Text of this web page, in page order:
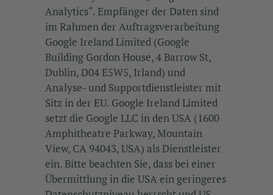
Analytics“. Empfänger der Daten sind
im Rahmen der Auftragsverarbeitung
Google Ireland Limited (Google
Building Gordon House, 4 Barrow St,
Dublin, D04 E5W5, Irland) und
Analyse- und Supportdienstleister mit
Sitz in der EU. Google Ireland Limited
setzt die Google LLC in den USA (1600
Amphitheatre Parkway, Mountain
View, CA 94043, USA) als Dienstleister
ein. Bitte beachten Sie, dass bei einer
Übermittlung in die USA ein geringeres